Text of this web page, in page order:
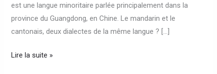
est une langue minoritaire parlée principalement dans la
province du Guangdong, en Chine. Le mandarin et le
cantonais, deux dialectes de la même langue ? […]
cantonais
Lire la suite »